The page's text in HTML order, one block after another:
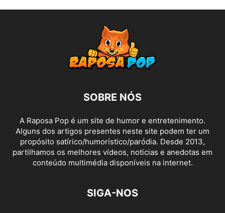
SOBRE NÓS
A Raposa Pop é um site de humor e entretenimento.
Alguns dos artigos presentes neste site podem ter um
propósito satírico/humorístico/paródia. Desde 2013,
partilhamos os melhores vídeos, noticias e anedotas em
conteúdo multimédia disponíveis na internet.
SIGA-NOS